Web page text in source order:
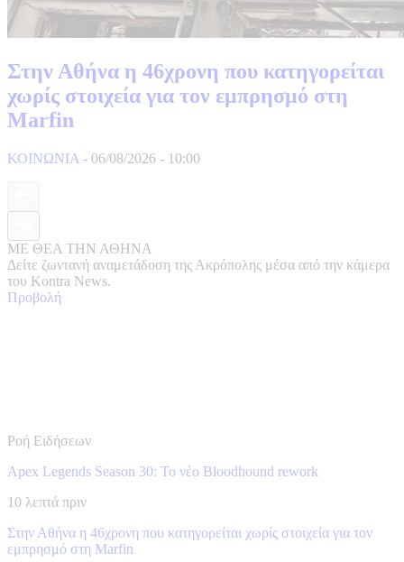
Στην Αθήνα η 46χρονη που κατηγορείται
χωρίς στοιχεία για τον εμπρησμό στη
Marfin
ΚΟΙΝΩΝΙΑ - 06/08/2026 - 10:00
ΜΕ ΘΕΑ ΤΗΝ ΑΘΗΝΑ
Δείτε ζωντανή αναμετάδοση της Ακρόπολης μέσα από την κάμερα
του Kontra News.
Προβολή
Ροή Ειδήσεων
Apex Legends Season 30: Το νέο Bloodhound rework
10 λεπτά πριν
Στην Αθήνα η 46χρονη που κατηγορείται χωρίς στοιχεία για τον
εμπρησμό στη Marfin